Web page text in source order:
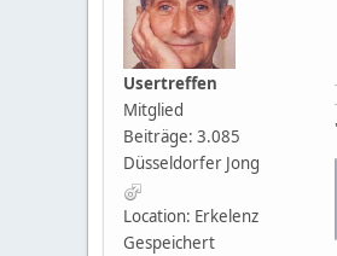
Usertreffen
Mitglied
Beiträge: 3.085
Düsseldorfer Jong
Location: Erkelenz
Gespeichert